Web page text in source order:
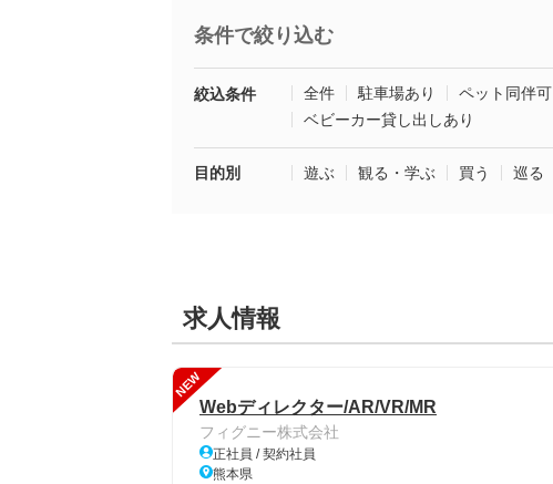
条件で絞り込む
絞込条件 全件 駐車場あり ペット同伴可
ベビーカー貸し出しあり
目的別 遊ぶ 観る・学ぶ 買う 巡る
求人情報
NEW
Webディレクター/AR/VR/MR
フィグニー株式会社
正社員 / 契約社員
熊本県